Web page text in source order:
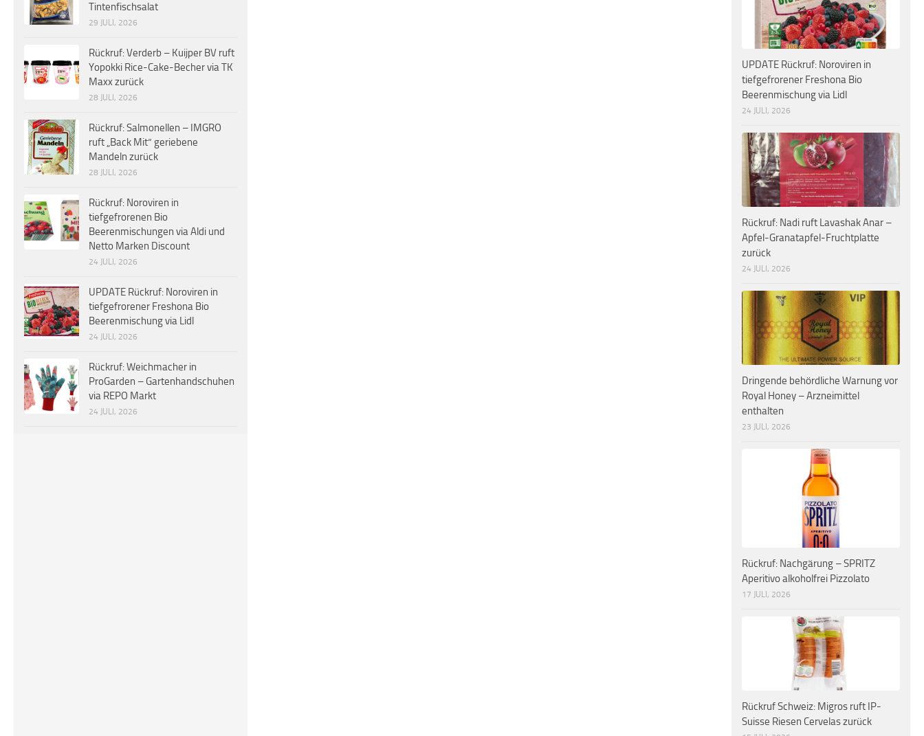
Tintenfischsalat
29 JULI, 2026
Rückruf: Verderb – Kuijper BV ruft
Yopokki Rice-Cake-Becher via TK
Maxx zurück
28 JULI, 2026
Rückruf: Salmonellen – IMGRO
ruft „Back Mit“ geriebene
Mandeln zurück
28 JULI, 2026
Rückruf: Noroviren in
tiefgefrorenen Bio
Beerenmischungen via Aldi und
Netto Marken Discount
24 JULI, 2026
UPDATE Rückruf: Noroviren in
tiefgefrorener Freshona Bio
Beerenmischung via Lidl
24 JULI, 2026
Rückruf: Weichmacher in
ProGarden – Gartenhandschuhen
via REPO Markt
24 JULI, 2026
UPDATE Rückruf: Noroviren in
tiefgefrorener Freshona Bio
Beerenmischung via Lidl
24 JULI, 2026
Rückruf: Nadi ruft Lavashak Anar –
Apfel-Granatapfel-Fruchtplatte
zurück
24 JULI, 2026
Dringende behördliche Warnung vor
Royal Honey – Arzneimittel
enthalten
23 JULI, 2026
Rückruf: Nachgärung – SPRITZ
Aperitivo alkoholfrei Pizzolato
17 JULI, 2026
Rückruf Schweiz: Migros ruft IP-
Suisse Riesen Cervelas zurück